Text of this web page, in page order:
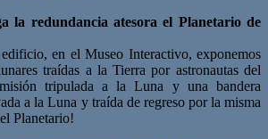
la redundancia atesora el Planetario de
en el Museo Interactivo, exponemos
traídas a la Tierra por astronautas del
tripulada a la Luna y una bandera
a la Luna y traída de regreso por la misma
Planetario!